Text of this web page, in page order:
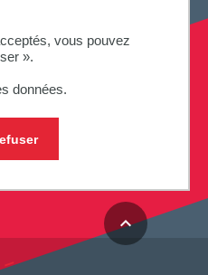
vous pouvez
».
données.